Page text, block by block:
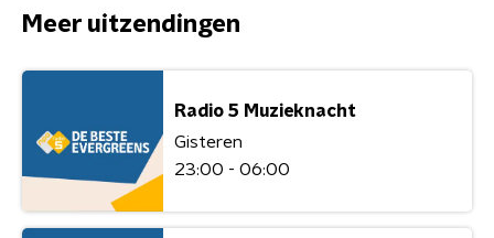
Meer uitzendingen
Radio 5 Muzieknacht
Gisteren
23:00 - 06:00